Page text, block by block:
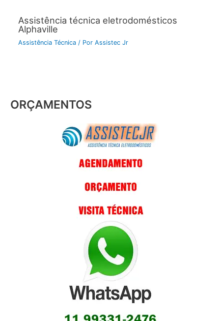
Assistência técnica eletrodomésticos
Alphaville
Assistência Técnica/ Por Assistec Jr
ORÇAMENTOS